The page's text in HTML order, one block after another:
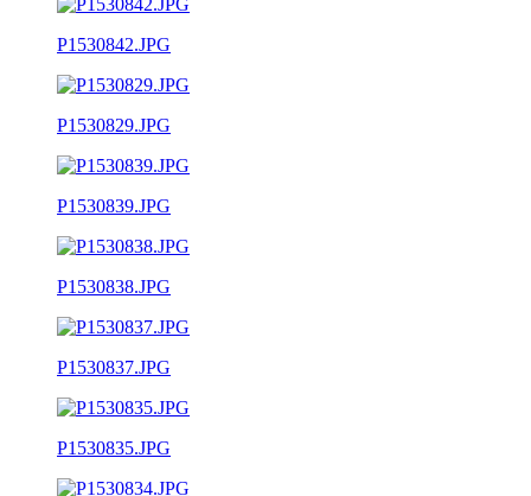
P1530842.JPG
P1530829.JPG
P1530839.JPG
P1530838.JPG
P1530837.JPG
P1530835.JPG